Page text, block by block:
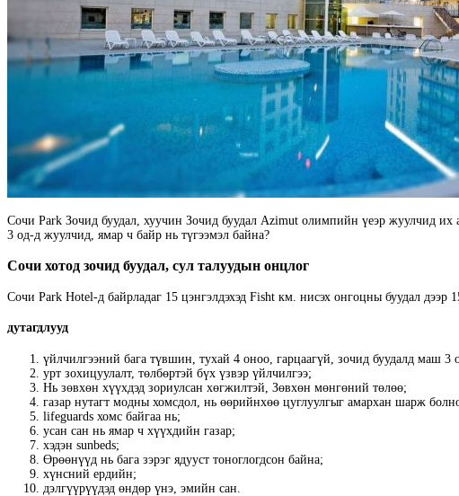
Сочи Park Зочид буудал, хуучин Зочид буудал Azimut олимпийн үеэр жуулчид
3 од-д жуулчид, ямар ч байр нь түгээмэл байна?
Сочи хотод зочид буудал, сул талуудын онцлог
Сочи Park Hotel-д байрладаг 15 цэнгэлдэхэд Fisht км. нисэх онгоцны буудал
дутагдлууд
үйлчилгээний бага түвшин, тухай 4 оноо, гарцаагүй, зочид буудалд маш 3
урт зохицуулалт, төлбөртэй бүх үзвэр үйлчилгээ;
Нь зөвхөн хүүхдэд зориулсан хөгжилтэй, Зөвхөн мөнгөний төлөө;
газар нутагт модны хомсдол, нь өөрийнхөө цуглуулгыг амархан шарж
lifeguards хомс байгаа нь;
усан сан нь ямар ч хүүхдийн газар;
хэдэн sunbeds;
Өрөөнүүд нь бага зэрэг ядууст тоноглогдсон байна;
хүнсний ердийн;
дэлгүүрүүдэд өндөр үнэ, эмийн сан.